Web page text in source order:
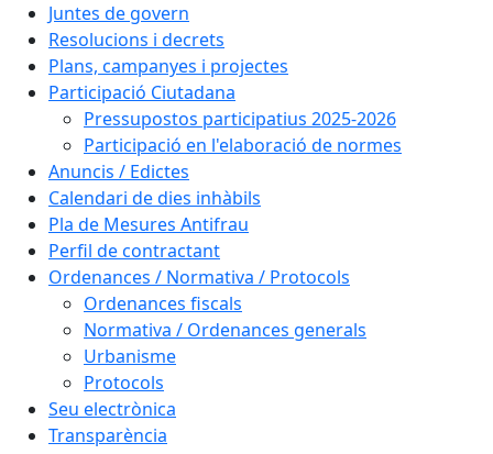
Juntes de govern
Resolucions i decrets
Plans, campanyes i projectes
Participació Ciutadana
Pressupostos participatius 2025-2026
Participació en l'elaboració de normes
Anuncis / Edictes
Calendari de dies inhàbils
Pla de Mesures Antifrau
Perfil de contractant
Ordenances / Normativa / Protocols
Ordenances fiscals
Normativa / Ordenances generals
Urbanisme
Protocols
Seu electrònica
Transparència